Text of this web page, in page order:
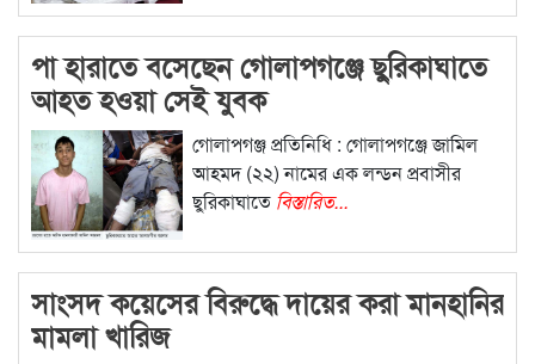
পা হারাতে বসেছেন গোলাপগঞ্জে ছুরিকাঘাতে
আহত হওয়া সেই যুবক
গোলাপগঞ্জ প্রতিনিধি : গোলাপগঞ্জে জামিল
আহমদ (২২) নামের এক লন্ডন প্রবাসীর
ছুরিকাঘাতে বিস্তারিত...
সাংসদ কয়েসের বিরুদ্ধে দায়ের করা মানহানির
মামলা খারিজ